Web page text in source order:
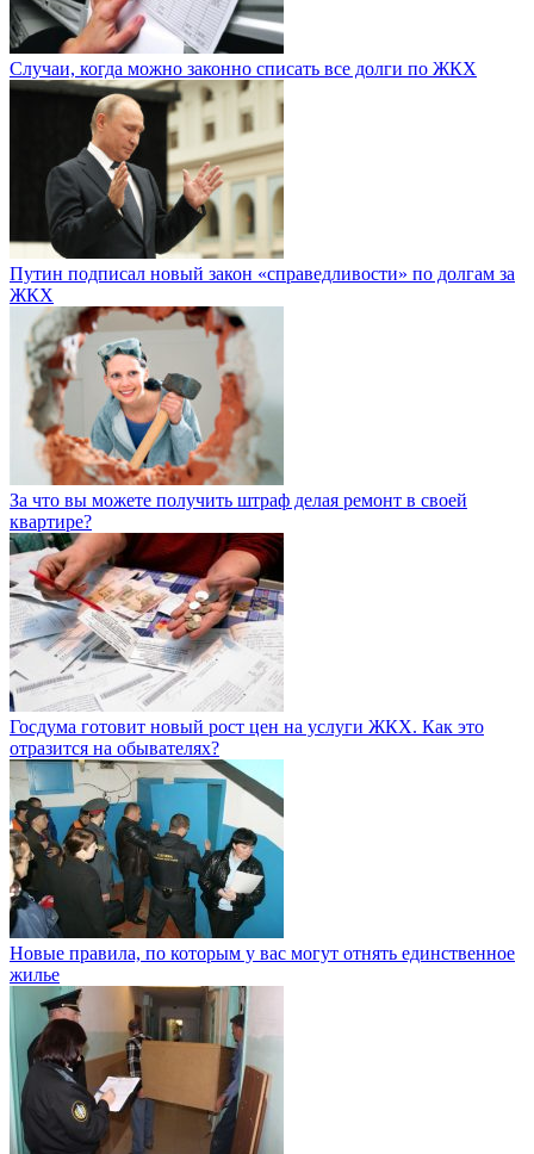
Случаи, когда можно законно списать все долги по ЖКХ
Путин подписал новый закон «справедливости» по долгам за
ЖКХ
За что вы можете получить штраф делая ремонт в своей
квартире?
Госдума готовит новый рост цен на услуги ЖКХ. Как это
отразится на обывателях?
Новые правила, по которым у вас могут отнять единственное
жилье